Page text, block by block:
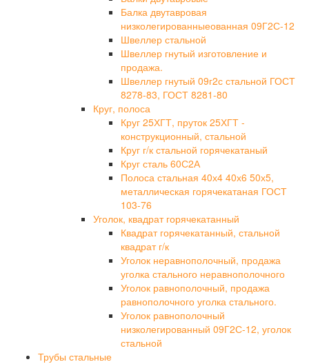
Балка двутавровая
низколегированныеованная 09Г2С-12
Швеллер стальной
Швеллер гнутый изготовление и
продажа.
Швеллер гнутый 09г2с стальной ГОСТ
8278-83, ГОСТ 8281-80
Круг, полоса
Круг 25ХГТ, пруток 25ХГТ -
конструкционный, стальной
Круг г/к стальной горячекатаный
Круг сталь 60С2А
Полоса стальная 40х4 40х6 50х5,
металлическая горячекатаная ГОСТ
103-76
Уголок, квадрат горячекатанный
Квадрат горячекатанный, стальной
квадрат г/к
Уголок неравнополочный, продажа
уголка стального неравнополочного
Уголок равнополочный, продажа
равнополочного уголка стального.
Уголок равнополочный
низколегированный 09Г2С-12, уголок
стальной
Трубы стальные